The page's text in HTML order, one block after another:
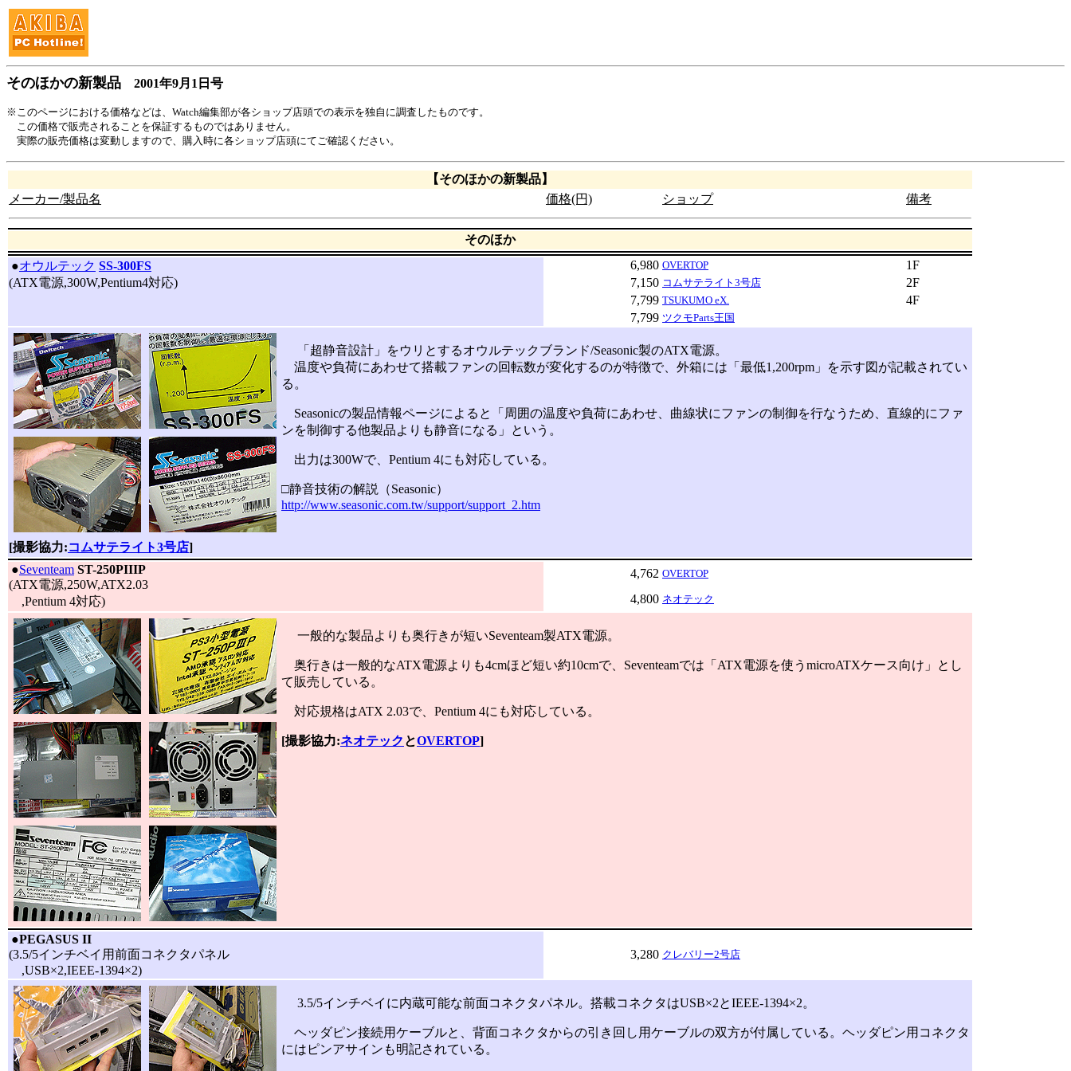
そのほかの新製品 2001年9月1日号
※このページにおける価格などは、Watch編集部が各ショップ店頭での表示を独自に調査したものです。
この価格で販売されることを保証するものではありません。
実際の販売価格は変動しますので、購入時に各ショップ店頭にてご確認ください。
【そのほかの新製品】
メーカー/製品名
価格(円) ショップ 備考
そのほか
●オウルテック SS-300FS
(ATX電源,300W,Pentium4対応)
6,980 OVERTOP
1F
7,150 コムサテライト3号店
2F
7,799 TSUKUMO eX.
4F
7,799 ツクモParts王国
「超静音設計」をウリとするオウルテックブランド/Seasonic製のATX電源。
温度や負荷にあわせて搭載ファンの回転数が変化するのが特徴で、外箱には「最低1,200rpm」を示す図が記載されてい
る。
Seasonicの製品情報ページによると「周囲の温度や負荷にあわせ、曲線状にファンの制御を行なうため、直線的にファ
ンを制御する他製品よりも静音になる」という。
出力は300Wで、Pentium 4にも対応している。
□静音技術の解説（Seasonic）
http://www.seasonic.com.tw/support/support_2.htm
[撮影協力:コムサテライト3号店]
●Seventeam ST-250PIIIP
(ATX電源,250W,ATX2.03
,Pentium 4対応)
4,762 OVERTOP
4,800 ネオテック
一般的な製品よりも奥行きが短いSeventeam製ATX電源。
奥行きは一般的なATX電源よりも4cmほど短い約10cmで、Seventeamでは「ATX電源を使うmicroATXケース向け」とし
て販売している。
対応規格はATX 2.03で、Pentium 4にも対応している。
[撮影協力:ネオテック とOVERTOP]
●PEGASUS II
(3.5/5インチベイ用前面コネクタパネル
,USB×2,IEEE-1394×2)
3,280 クレバリー2号店
3.5/5インチベイに内蔵可能な前面コネクタパネル。搭載コネクタはUSB×2とIEEE-1394×2。
ヘッダピン接続用ケーブルと、背面コネクタからの引き回し用ケーブルの双方が付属している。ヘッダピン用コネクタ
にはピンアサインも明記されている。